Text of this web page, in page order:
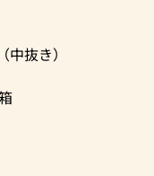
抜き）